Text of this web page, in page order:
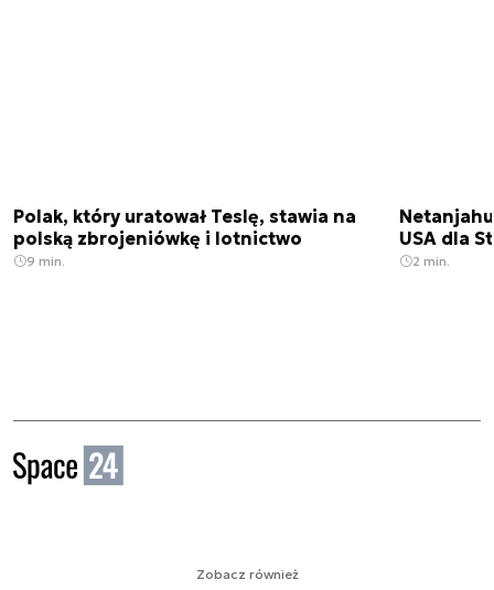
Polak, który uratował Teslę, stawia na
polską zbrojeniówkę i lotnictwo
9 min.
USA dla
2 min.
Zobacz również